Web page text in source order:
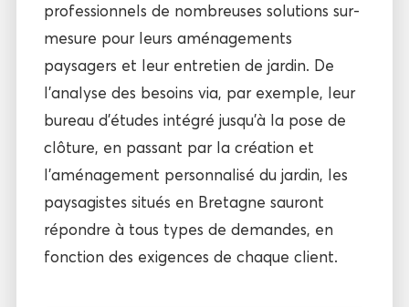
professionnels de nombreuses solutions sur-
mesure pour leurs aménagements
paysagers et leur entretien de jardin. De
l’analyse des besoins via, par exemple, leur
bureau d’études intégré jusqu’à la pose de
clôture, en passant par la création et
l’aménagement personnalisé du jardin, les
paysagistes situés en Bretagne sauront
répondre à tous types de demandes, en
fonction des exigences de chaque client.